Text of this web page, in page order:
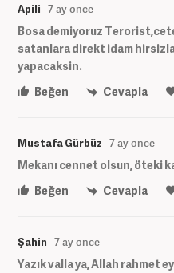
Apili 7 ay önce
Bosa demiyoruz
satanlara direkt idam
yapacaksin.
Beğen
Cevapla
Mustafa Gürbüz 7 ay önce
Mekanı cennet olsun, öteki
Beğen
Cevapla
Şahin 7 ay önce
Yazık valla ya, Allah rahmet